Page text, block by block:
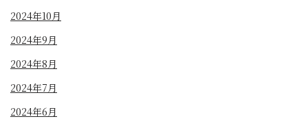
2024年10月
2024年9月
2024年8月
2024年7月
2024年6月